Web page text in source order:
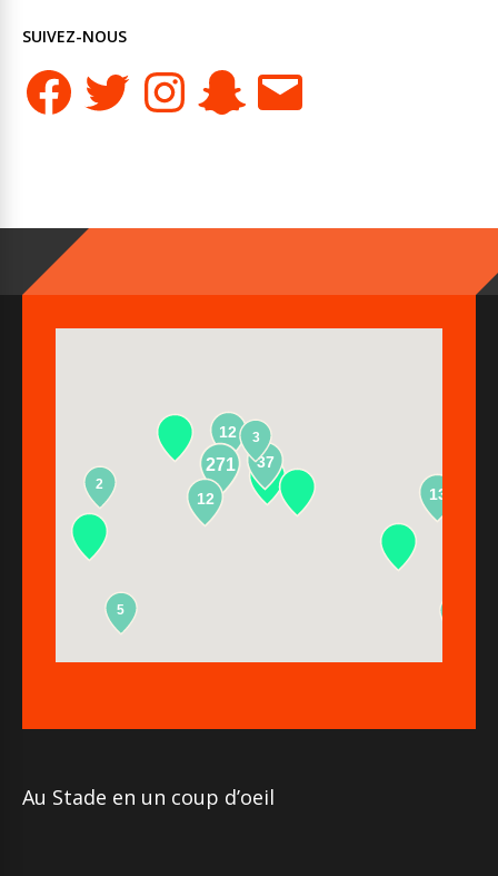
SUIVEZ-NOUS
FacebookTwitter Instagram SnapchatE-
mail
12
271
13
37
2
5
12
3
Au Stade en un coup d’oeil